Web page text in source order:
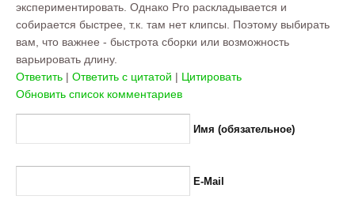
экспериментировать. Однако Pro раскладывается и
собирается быстрее, т.к. там нет клипсы. Поэтому выбирать
вам, что важнее - быстрота сборки или возможность
варьировать длину.
Ответить | Ответить с цитатой | Цитировать
Обновить список комментариев
Имя (обязательное)
E-Mail